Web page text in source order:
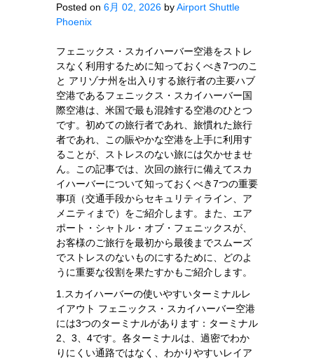
Posted on 6月 02, 2026 byAirport Shuttle
Phoenix
フェニックス・スカイハーバー空港をストレ
スなく利用するために知っておくべき7つのこ
と アリゾナ州を出入りする旅行者の主要ハブ
空港であるフェニックス・スカイハーバー国
際空港は、米国で最も混雑する空港のひとつ
です。初めての旅行者であれ、旅慣れた旅行
者であれ、この賑やかな空港を上手に利用す
ることが、ストレスのない旅には欠かせませ
ん。この記事では、次回の旅行に備えてスカ
イハーバーについて知っておくべき7つの重要
事項（交通手段からセキュリティライン、ア
メニティまで）をご紹介します。また、エア
ポート・シャトル・オブ・フェニックスが、
お客様のご旅行を最初から最後までスムーズ
でストレスのないものにするために、どのよ
うに重要な役割を果たすかもご紹介します。
1.スカイハーバーの使いやすいターミナルレ
イアウト フェニックス・スカイハーバー空港
には3つのターミナルがあります：ターミナル
2、3、4です。各ターミナルは、過密でわか
りにくい通路ではなく、わかりやすいレイア